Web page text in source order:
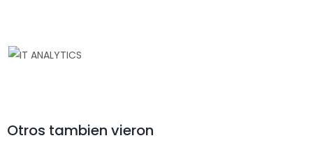
Otros tambien vieron